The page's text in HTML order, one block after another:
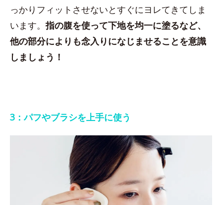
っかりフィットさせないとすぐにヨレてきてしま
います。指の腹を使って下地を均一に塗るなど、
他の部分によりも念入りになじませることを意識
しましょう！
3：パフやブラシを上手に使う